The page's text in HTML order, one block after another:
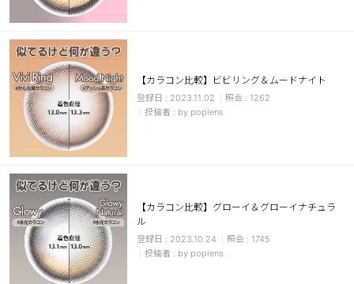
INSTAGRAM TWITTER
【カラコン比較】ビビリング＆ムードナイト
2023.11.02
1262
by poplens
【カラコン比較】グローイ＆グローイナチュラ
ル
2023.10.24
1745
by poplens